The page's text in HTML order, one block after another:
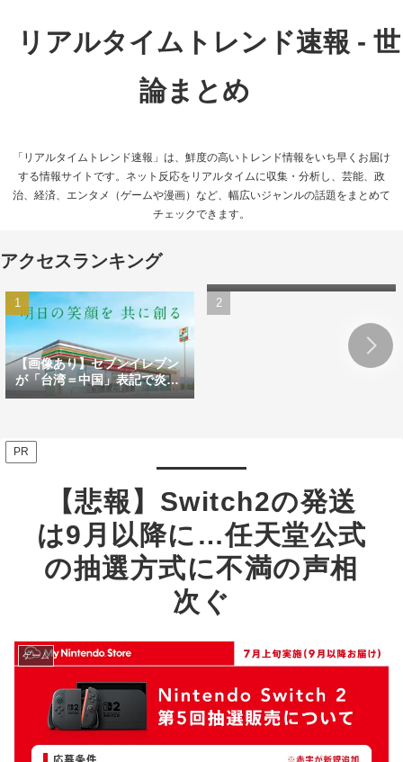
リアルタイムトレンド速報 - 世
論まとめ
「リアルタイムトレンド速報」は、鮮度の高いトレンド情報をいち早くお届け
する情報サイトです。ネット反応をリアルタイムに収集・分析し、芸能、政
治、経済、エンタメ（ゲームや漫画）など、幅広いジャンルの話題をまとめて
チェックできます。
アクセスランキング
【画像あり】セブンイレブン
が「台湾＝中国」表記で炎
上 ハワイとの違いにツッコ
涙のプロポーズが話題に
PR
【悲報】Switch2の発送
は9月以降に…任天堂公式
の抽選方式に不満の声相
次ぐ
ゲーム